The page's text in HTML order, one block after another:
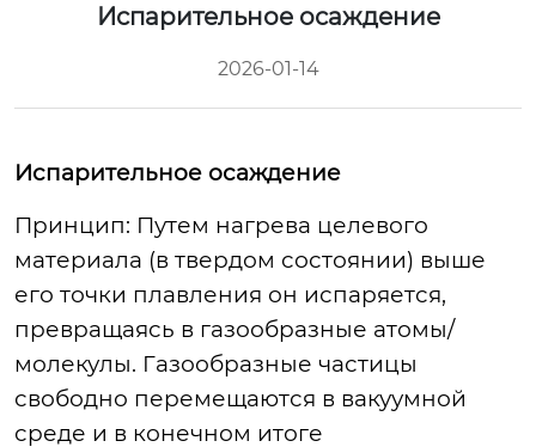
Испарительное осаждение
2026-01-14
Испарительное осаждение
Принцип: Путем нагрева целевого
материала (в твердом состоянии) выше
его точки плавления он испаряется,
превращаясь в газообразные атомы/
молекулы. Газообразные частицы
свободно перемещаются в вакуумной
среде и в конечном итоге